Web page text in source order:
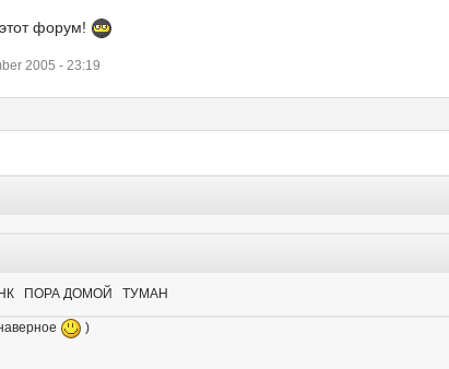
форум!
2005 - 23:19
ПОРА ДОМОЙ ТУМАН
)